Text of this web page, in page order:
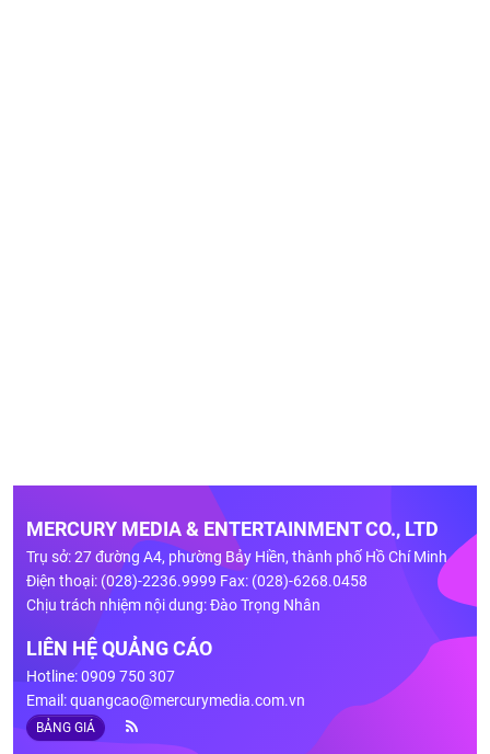
MERCURY MEDIA & ENTERTAINMENT CO., LTD
Trụ sở: 27 đường A4, phường Bảy Hiền, thành phố Hồ Chí Minh
Điện thoại: (028)-2236.9999 Fax: (028)-6268.0458
Chịu trách nhiệm nội dung: Đào Trọng Nhân
LIÊN HỆ QUẢNG CÁO
Hotline: 0909 750 307
Email:quangcao@mercurymedia.com.vn
BẢNG GIÁ